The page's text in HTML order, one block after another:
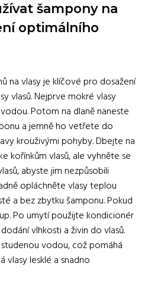
šampony na
optimálního
na vlasy je klíčové pro dosažení
vlasů. Nejprve mokré vlasy
Potom na dlaně naneste
a jemně ho vetřete do
krouživými pohyby. Dbejte na
kořínkům vlasů, ale vyhněte se
abyste jim nezpůsobili
opláchněte vlasy teplou
a bez zbytku šamponu. Pokud
Po umytí použijte kondicionér
vlhkosti a živin do vlasů.
vodou, což pomáhá
vlasy lesklé a snadno